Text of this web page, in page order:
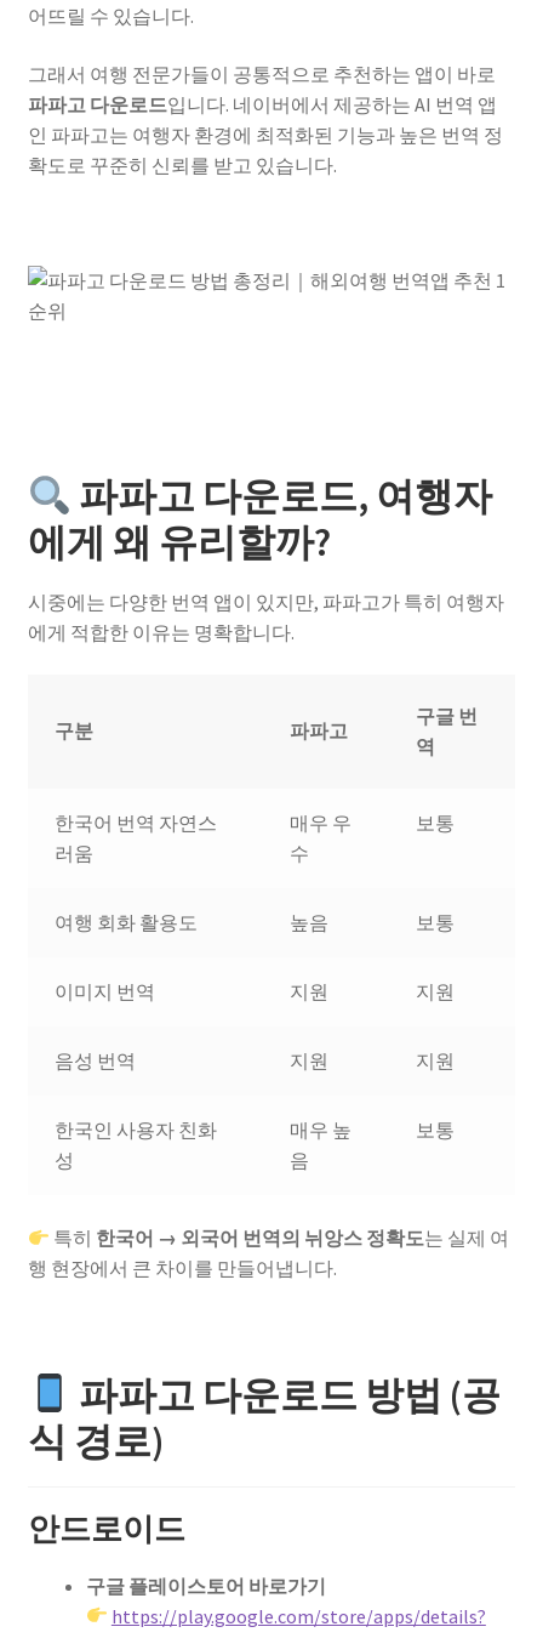
어뜨릴 수 있습니다.
그래서 여행 전문가들이 공통적으로 추천하는 앱이 바로
파파고 다운로드입니다. 네이버에서 제공하는 AI 번역 앱
인 파파고는 여행자 환경에 최적화된 기능과 높은 번역 정
확도로 꾸준히 신뢰를 받고 있습니다.
파파고 다운로드, 여행자
에게 왜 유리할까?
시중에는 다양한 번역 앱이 있지만, 파파고가 특히 여행자
에게 적합한 이유는 명확합니다.
구분 파파고
구글 번
역
한국어 번역 자연스
러움
매우 우
수
보통
여행 회화 활용도 높음 보통
이미지 번역 지원 지원
음성 번역 지원 지원
한국인 사용자 친화
성
매우 높
음
보통
특히 한국어 → 외국어 번역의 뉘앙스 정확도는 실제 여
행 현장에서 큰 차이를 만들어냅니다.
파파고 다운로드 방법 (공
식 경로)
안드로이드
구글 플레이스토어 바로가기
https://play.google.com/store/apps/details?